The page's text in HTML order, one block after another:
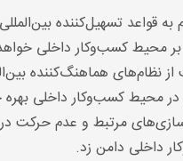
به قواعد تسهیل‌کننده
محیط کسب‌وکار داخلی خواهد
نظام‌های هماهنگ‌کننده
محیط کسب‌وکار داخلی
مرتبط و عدم حرکت
داخلی دامن زد.